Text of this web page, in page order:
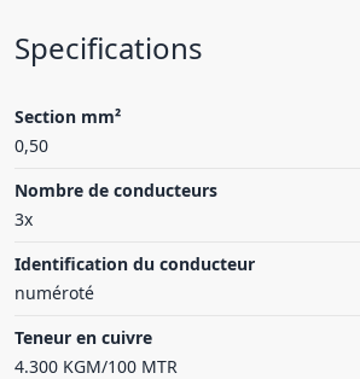
Specifications
Section mm²
0,50
Nombre de conducteurs
3x
Identification du conducteur
numéroté
Teneur en cuivre
4.300 KGM/100 MTR